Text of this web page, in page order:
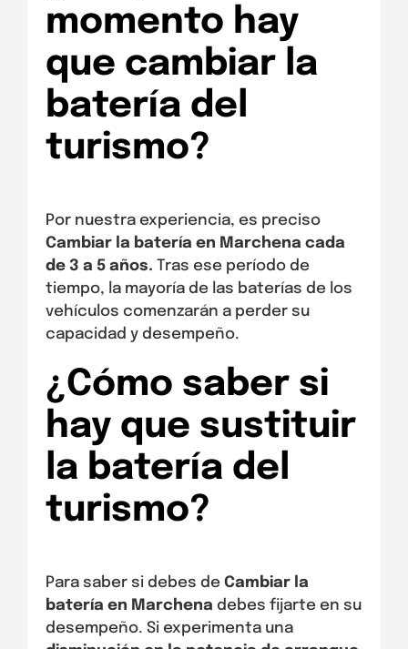
momento hay
que cambiar la
batería del
turismo?
Por nuestra experiencia, es preciso
Cambiar la batería en Marchena cada
de 3 a 5 años.
Tras ese período de
tiempo, la mayoría de las baterías de los
vehículos comenzarán a perder su
capacidad y desempeño.
¿Cómo saber si
hay que sustituir
la batería del
turismo?
Para saber si debes de Cambiar la
batería en Marchena debes fijarte en su
desempeño. Si experimenta una